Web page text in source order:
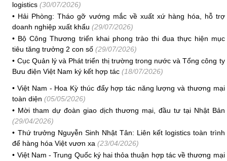
logistics (30/07/2026)
• Hải Phòng: Tháo gỡ vướng mắc về xuất xứ hàng hóa, hỗ trợ
doanh nghiệp xuất khẩu (29/07/2026)
• Bộ Công Thương triển khai phong trào thi đua thực hiện mục
tiêu tăng trưởng 2 con số (29/07/2026)
• Cục Quản lý và Phát triển thị trường trong nước và Tổng công ty
Bưu điện Việt Nam ký kết hợp tác (18/07/2026)
•Việt Nam - Hoa Kỳ thúc đẩy hợp tác năng lượng và thương mại
toàn diện (05/05/2026)
• Mời tham dự đoàn giao dịch thương mại, đầu tư tại Nhật Bản
(29/04/2026)
• Thứ trưởng Nguyễn Sinh Nhật Tân: Liên kết logistics toàn trình
để hàng hóa Việt vươn xa (23/04/2026)
• Việt Nam - Trung Quốc ký hai thỏa thuận hợp tác về thương mại